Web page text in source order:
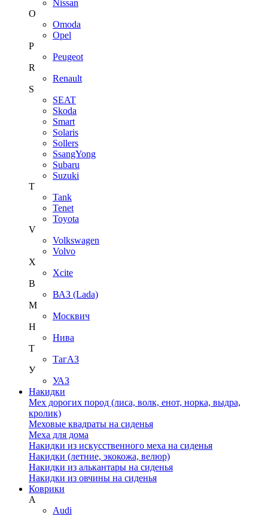
Nissan
O
Omoda
Opel
P
Peugeot
R
Renault
S
SEAT
Skoda
Smart
Solaris
Sollers
SsangYong
Subaru
Suzuki
T
Tank
Tenet
Toyota
V
Volkswagen
Volvo
X
Xcite
В
ВАЗ (Lada)
М
Москвич
Н
Нива
Т
ТагАЗ
У
УАЗ
Накидки
Мех дорогих пород (лиса, волк, енот, норка, выдра,
кролик)
Меховые квадраты на сиденья
Меха для дома
Накидки из искусственного меха на сиденья
Накидки (летние, экокожа, велюр)
Накидки из алькантары на сиденья
Накидки из овчины на сиденья
Коврики
A
Audi